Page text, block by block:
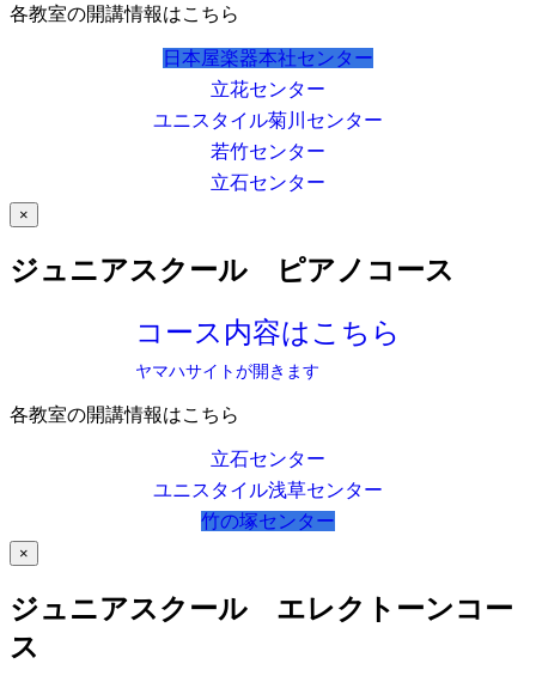
各教室の開講情報はこちら
日本屋楽器本社センター
立花センター
ユニスタイル菊川センター
若竹センター
立石センター
×
ジュニアスクール ピアノコース
コース内容はこちら
ヤマハサイトが開きます
各教室の開講情報はこちら
立石センター
ユニスタイル浅草センター
竹の塚センター
×
ジュニアスクール エレクトーンコー
ス